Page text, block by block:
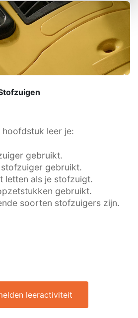
hoofdstuk leer je:
gebruikt.
stofzuiger gebruikt.
letten als je stofzuigt.
gebruikt.
soorten stofzuigers zijn.
leeractiviteit